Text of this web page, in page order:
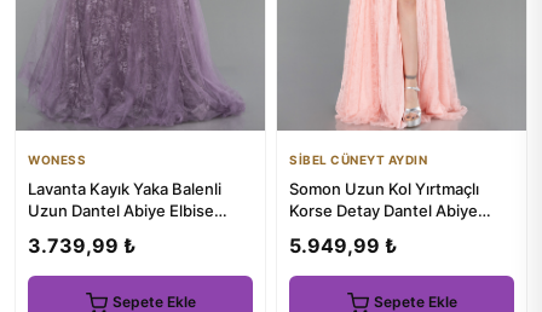
WONESS
Lavanta Kayık Yaka Balenli
Uzun Dantel Abiye Elbise
3.739,99 ₺
Sepete Ekle
SİBEL CÜNEYT AYDIN
Somon Uzun Kol Yırtmaçlı
Korse Detay Dantel Abiye
5.949,99 ₺
Sepete Ekle